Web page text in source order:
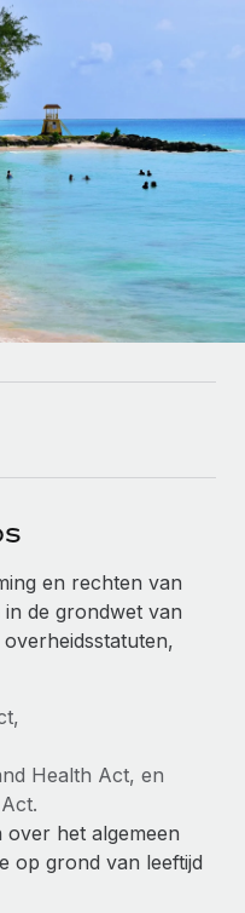
en beheren
uitbesteden
voor je team
experts
van
solutions voor groeiende
op maat
voor
en rechten van
de grondwet van
Health Act, en
over het algemeen
op grond van leeftijd